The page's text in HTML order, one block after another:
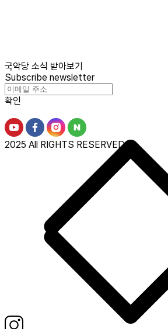
국악당 소식 받아보기
Subscribe newsletter
확인
2025 All RIGHTS RESERVED.